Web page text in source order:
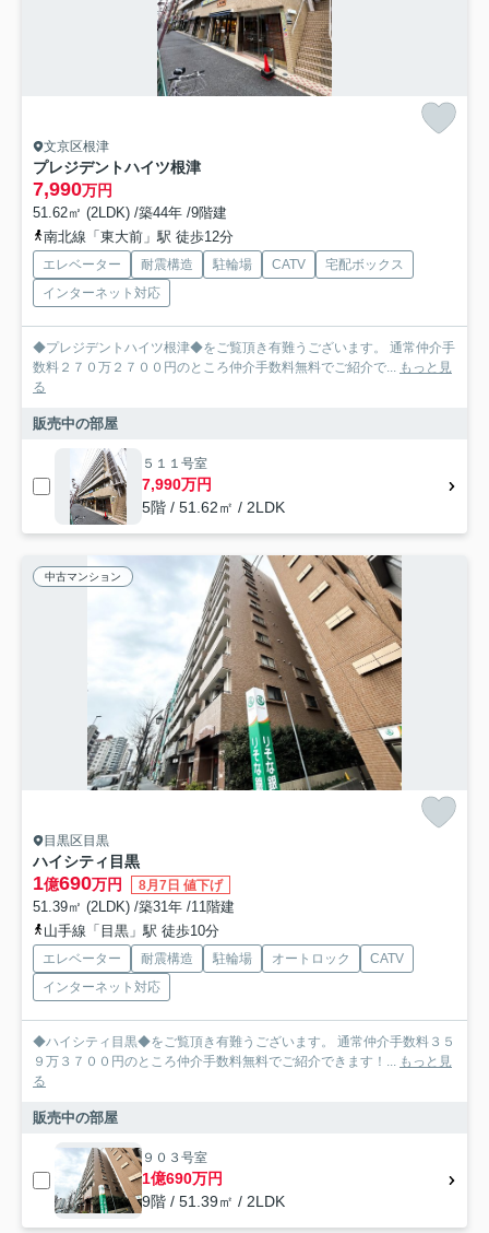
文京区根津
プレジデントハイツ根津
7,990万円
51.62㎡ (2LDK) /築44年 /9階建
南北線「東大前」駅 徒歩12分
エレベーター 耐震構造 駐輪場 CATV
宅配ボックス
インターネット対応
◆プレジデントハイツ根津◆をご覧頂き有難うございます。 通常仲介手
数料２７０万２７００円のところ仲介手数料無料でご紹介で... もっと見
る
販売中の部屋
５１１号室
7,990万円
5階 / 51.62㎡ / 2LDK
中古マンション
目黒区目黒
ハイシティ目黒
1億690万円 8月7日 値下げ
51.39㎡ (2LDK) /築31年 /11階建
山手線「目黒」駅 徒歩10分
エレベーター 耐震構造 駐輪場 オートロック
CATV
インターネット対応
◆ハイシティ目黒◆をご覧頂き有難うございます。 通常仲介手数料３５
９万３７００円のところ仲介手数料無料でご紹介できます！... もっと見
る
販売中の部屋
９０３号室
1億690万円
9階 / 51.39㎡ / 2LDK